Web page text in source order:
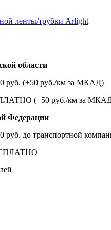
ленты/трубки Arlight
области
руб. (+50 руб./км за МКАД)
(+50 руб./км за
Федерации
руб. до транспортной